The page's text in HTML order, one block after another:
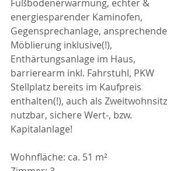
Fußbodenerwärmung, echter &
energiesparender Kaminofen,
Gegensprechanlage, ansprechende
Möblierung inklusive(!),
Enthärtungsanlage im Haus,
barrierearm inkl. Fahrstuhl, PKW
Stellplatz bereits im Kaufpreis
enthalten(!), auch als Zweitwohnsitz
nutzbar, sichere Wert-, bzw.
Kapitalanlage!
Wohnfläche: ca. 51 m²